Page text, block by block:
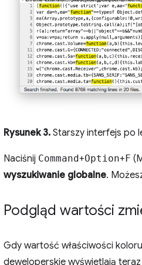
Rysunek 3. Starszy interfejs po
Naciśnij Command+Option+F
wyszukiwanie globalne.
Podgląd wartości
Gdy wartość właściwości
deweloperskie wyświetlają